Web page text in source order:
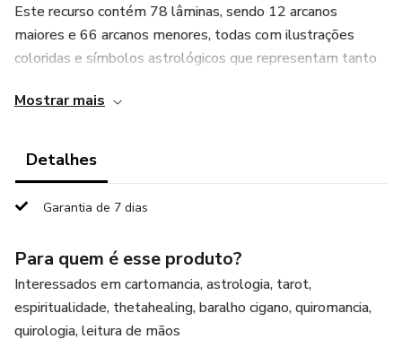
Este recurso contém 78 lâminas, sendo 12 arcanos
maiores e 66 arcanos menores, todas com ilustrações
coloridas e símbolos astrológicos que representam tanto
seus regentes.
As mensagens contidas neste livreto não seguem uma
mais intuitiva. Isso evita que o leitor busque conselhos de
significados, enriquecendo a experiência.
Sugere-se ler uma mensagem por semana, utilizando o
tempo até a próxima leitura para refletir sobre os
Mostrar mais
Detalhes
Garantia de 7 dias
Para quem é esse produto?
Interessados em cartomancia, astrologia, tarot,
espiritualidade, thetahealing, baralho cigano, quiromancia,
quirologia, leitura de mãos